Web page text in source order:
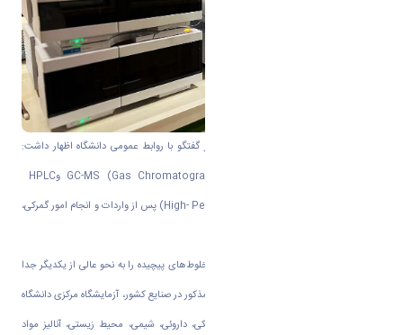
دکتر مهدی بیکدلو مدیر آزمایشگاه مرکزی در گفتگو با روابط عمومی دانشگاه اظهار داشت:
GC-MS (Gas Chromatograph-Mass Spectrometer) وHPLC
(High- Performance Liquid Chromatograph) پس از واردات و انجام امور گمرکی،
با استفاده از این دستگاه‌ها، می‌توان اجزاء مخلوط‌های پیچیده را به نحو عالی از یکدیگر جدا
نمود و با توجه به کاربرد گسترده دستگاه های مذکور در صنایع کشور، آزمایشگاه مرکزی دانشگاه
اراک آماده ارائه خدمات در حوزه های پزشکی، داروئی، شیمی، محیط زیستی، آنالیز مواد